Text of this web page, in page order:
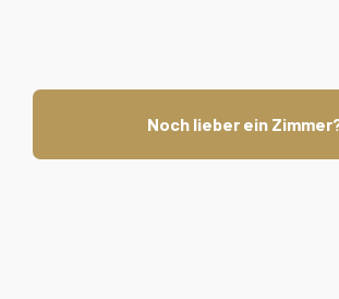
Noch lieber ein